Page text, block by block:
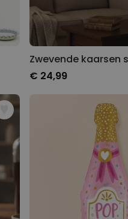
Zwevende kaarsen
€ 24,99